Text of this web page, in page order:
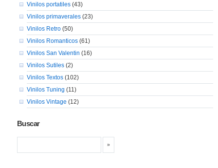
Vinilos portatiles(43)
Vinilos primaverales(23)
Vinilos Retro(50)
Vinilos Romanticos(61)
Vinilos San Valentin (16)
Vinilos Sutiles(2)
Vinilos Textos(102)
Vinilos Tuning (11)
Vinilos Vintage (12)
Buscar